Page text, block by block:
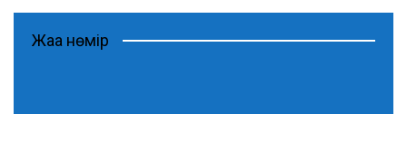
Жаңа нөмір